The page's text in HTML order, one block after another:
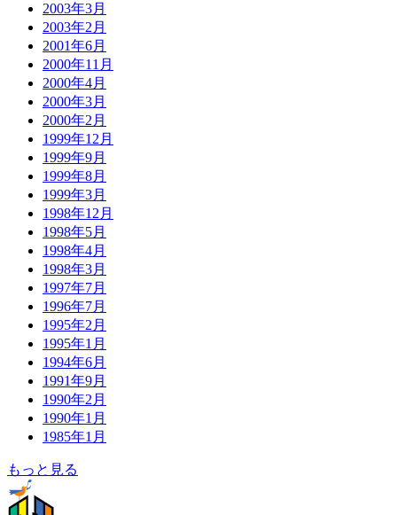
2003年3月
2003年2月
2001年6月
2000年11月
2000年4月
2000年3月
2000年2月
1999年12月
1999年9月
1999年8月
1999年3月
1998年12月
1998年5月
1998年4月
1998年3月
1997年7月
1996年7月
1995年2月
1995年1月
1994年6月
1991年9月
1990年2月
1990年1月
1985年1月
もっと見る